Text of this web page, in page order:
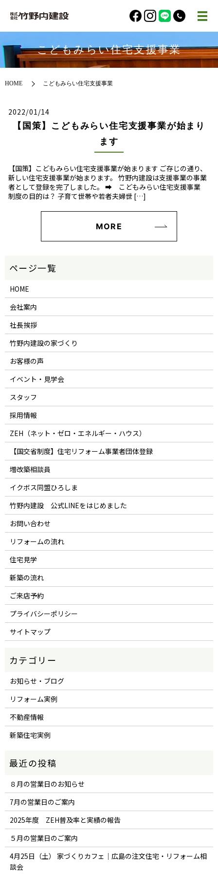
こどもみらい住宅支援事業
HOME こどもみらい住宅支援事業
2022/01/14
【国策】こどもみらい住宅支援事業が始まり
ます
【国策】こどもみらい住宅支援事業が始まります ご存じの通り、
新しい住宅支援事業が始まります。 竹野内建設は支援事業の事業
者として登録を完了しました。 ➡ こどもみらい住宅支援事業
制度の目的は？ 子育て世帯や若者夫婦世 […]
MORE
HOME
会社案内
社長挨拶
竹野内建設の家づくり
お客様の声
イベント・見学会
スタッフ
採用情報
ZEH（ネット・ゼロ・エネルギー・ハウス）
【国交省制度】住宅リフォーム事業者団体登録
増改築相談員
イクボス同盟ひろしま
竹野内建設 公式LINEをはじめました
お問い合わせ
リフォームの流れ
住宅見学
新築の流れ
ご来店予約
プライバシーポリシー
サイトマップ
お知らせ・ブログ
リフォーム実例
不動産情報
新築住宅実例
８月の営業日のお知らせ
7月の営業日のご案内
2025年度 ZEH普及率と実績の報告
５月の営業日のご案内
4月25日（土） 家づくりカフェ｜広島の注文住宅・リフォーム相
談会